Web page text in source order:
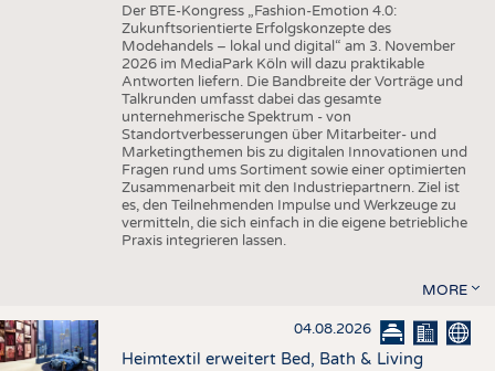
PUBLIKATIONEN
Der BTE-Kongress „Fashion-Emotion 4.0:
Zukunftsorientierte Erfolgskonzepte des
Modehandels – lokal und digital“ am 3. November
2026 im MediaPark Köln will dazu praktikable
Antworten liefern. Die Bandbreite der Vorträge und
Talkrunden umfasst dabei das gesamte
unternehmerische Spektrum - von
Standortverbesserungen über Mitarbeiter- und
Marketingthemen bis zu digitalen Innovationen und
Fragen rund ums Sortiment sowie einer optimierten
Zusammenarbeit mit den Industriepartnern. Ziel ist
es, den Teilnehmenden Impulse und Werkzeuge zu
vermitteln, die sich einfach in die eigene betriebliche
Praxis integrieren lassen.
MORE
04.08.2026
Heimtextil erweitert Bed, Bath & Living